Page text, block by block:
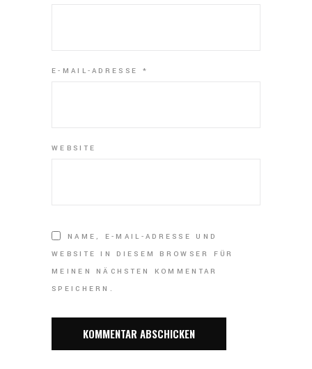
E-MAIL-ADRESSE *
WEBSITE
NAME, E-MAIL-ADRESSE UND
WEBSITE IN DIESEM BROWSER FÜR
MEINEN NÄCHSTEN KOMMENTAR
SPEICHERN.